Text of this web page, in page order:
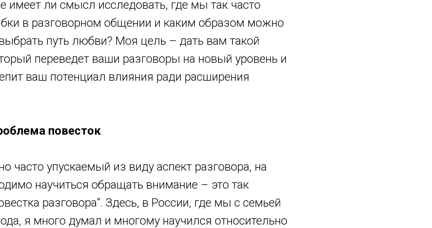
имеет ли смысл исследовать, где мы так часто
в разговорном общении и каким образом можно
путь любви? Моя цель – дать вам такой
переведет ваши разговоры на новый уровень и
ваш потенциал влияния ради расширения
повесток
часто упускаемый из виду аспект разговора, на
научиться обращать внимание – это так
разговора”. Здесь, в России, где мы с семьей
я много думал и многому научился относительно